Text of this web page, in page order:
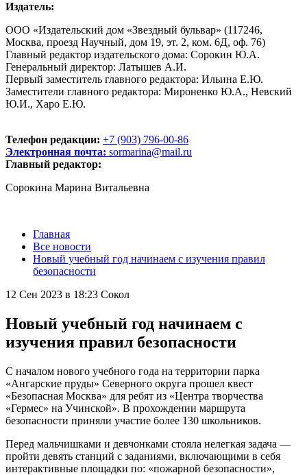
Издатель:
ООО «Издательский дом «Звездный бульвар» (117246,
Москва, проезд Научный, дом 19, эт. 2, ком. 6Д, оф. 76)
Главный редактор издательского дома: Сорокин Ю.А.
Генеральный директор: Латышев А.И.
Первый заместитель главного редактора: Ильина Е.Ю.
Заместители главного редактора: Мироненко Ю.А., Невский
Ю.И., Харо Е.Ю.
Телефон редакции: +7 (903) 796-00-86
Электронная почта: sormarina@mail.ru
Главный редактор:
Сорокина Марина Витальевна
Главная
Все новости
Новый учебный год начинаем с изучения правил
безопасности
12 Сен 2023 в 18:23 Сокол
Новый учебный год начинаем с
изучения правил безопасности
С началом нового учебного года на территории парка
«Ангарские пруды» Северного округа прошел квест
«Безопасная Москва» для ребят из «Центра творчества
«Гермес» на Учинской». В прохождении маршрута
безопасности приняли участие более 130 школьников.
Перед мальчишками и девчонками стояла нелегкая задача —
пройти девять станций с заданиями, включающими в себя
интерактивные площадки по: «пожарной безопасности»,